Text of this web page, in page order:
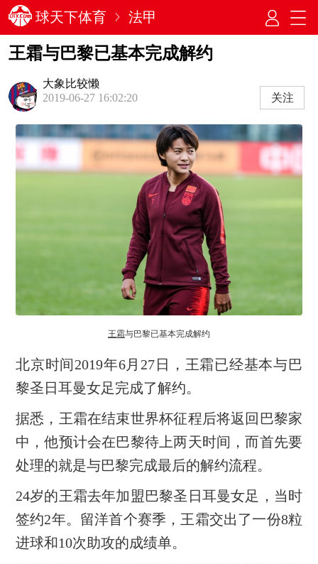
球天下体育 法甲
王霜与巴黎已基本完成解约
大象比较懒
2019-06-27 16:02:20
关注
王霜与巴黎已基本完成解约
北京时间2019年6月27日，王霜已经基本与巴
黎圣日耳曼女足完成了解约。
据悉，王霜在结束世界杯征程后将返回巴黎家
中，他预计会在巴黎待上两天时间，而首先要
处理的就是与巴黎完成最后的解约流程。
24岁的王霜去年加盟巴黎圣日耳曼女足，当时
签约2年。留洋首个赛季，王霜交出了一份8粒
进球和10次助攻的成绩单。